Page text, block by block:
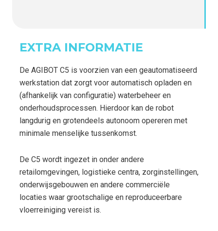
EXTRA INFORMATIE
De AGIBOT C5 is voorzien van een geautomatiseerd
werkstation dat zorgt voor automatisch opladen en
(afhankelijk van configuratie) waterbeheer en
onderhoudsprocessen. Hierdoor kan de robot
langdurig en grotendeels autonoom opereren met
minimale menselijke tussenkomst.
De C5 wordt ingezet in onder andere
retailomgevingen, logistieke centra, zorginstellingen,
onderwijsgebouwen en andere commerciële
locaties waar grootschalige en reproduceerbare
vloerreiniging vereist is.